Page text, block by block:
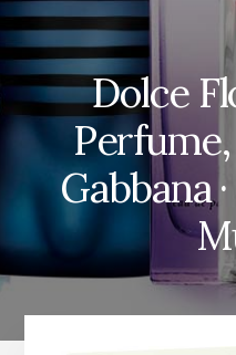
Dolce
Gabbana